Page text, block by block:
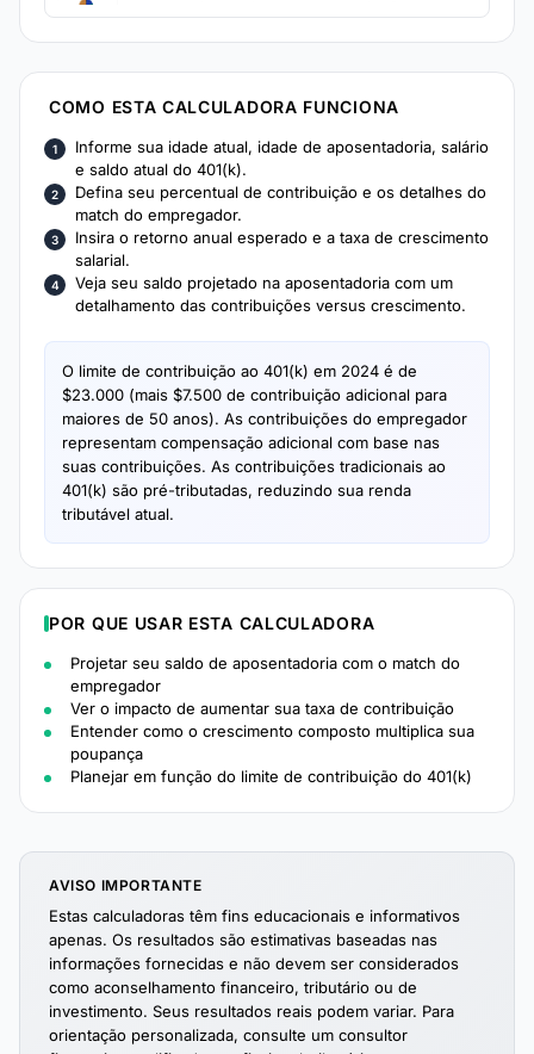
COMO ESTA CALCULADORA FUNCIONA
Informe sua idade atual, idade de aposentadoria, salário
e saldo atual do 401(k).
Defina seu percentual de contribuição e os detalhes do
match do empregador.
Insira o retorno anual esperado e a taxa de crescimento
salarial.
Veja seu saldo projetado na aposentadoria com um
detalhamento das contribuições versus crescimento.
O limite de contribuição ao 401(k) em 2024 é de
$23.000 (mais $7.500 de contribuição adicional para
maiores de 50 anos). As contribuições do empregador
representam compensação adicional com base nas
suas contribuições. As contribuições tradicionais ao
401(k) são pré-tributadas, reduzindo sua renda
tributável atual.
POR QUE USAR ESTA CALCULADORA
Projetar seu saldo de aposentadoria com o match do
empregador
Ver o impacto de aumentar sua taxa de contribuição
Entender como o crescimento composto multiplica sua
poupança
Planejar em função do limite de contribuição do 401(k)
AVISO IMPORTANTE
Estas calculadoras têm fins educacionais e informativos
apenas. Os resultados são estimativas baseadas nas
informações fornecidas e não devem ser considerados
como aconselhamento financeiro, tributário ou de
investimento. Seus resultados reais podem variar. Para
orientação personalizada, consulte um consultor